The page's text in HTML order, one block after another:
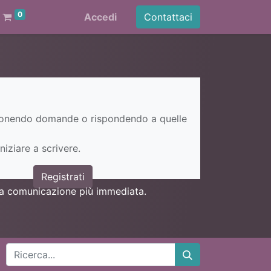
0 Accedi Contattaci
domande o rispondendo a quelle
a scrivere.
Registrati
comunicazione più immediata.